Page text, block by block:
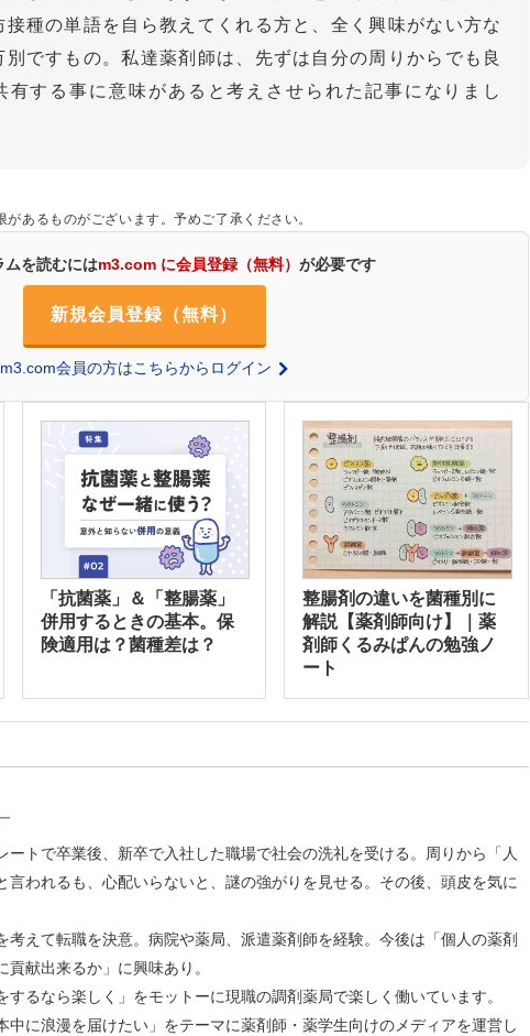
接種の単語を自ら教えてくれる方と、全く興味がない方な
別ですもの。私達薬剤師は、先ずは自分の周りからでも良
有する事に意味があると考えさせられた記事になりまし
あるものがございます。予めご了承ください。
ムを読むにはm3.com に会員登録（無料） が必要です
新規会員登録（無料）
m3.com会員の方はこちらからログイン
「抗菌薬」＆「整腸薬」
併用するときの基本。保
険適用は？菌種差は？
整腸剤の違いを菌種別に
解説【薬剤師向け】｜薬
剤師くるみぱんの勉強ノ
ート
ートで卒業後、新卒で入社した職場で社会の洗礼を受ける。周りから「人
言われるも、心配いらないと、謎の強がりを見せる。その後、頭皮を気に
考えて転職を決意。病院や薬局、派遣薬剤師を経験。今後は「個人の薬剤
貢献出来るか」に興味あり。
するなら楽しく」をモットーに現職の調剤薬局で楽しく働いています。
中に浪漫を届けたい」をテーマに薬剤師・薬学生向けのメディアを運営し